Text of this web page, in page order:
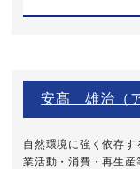
安髙 雄治（
自然環境に強く依存
業活動・消費・再生